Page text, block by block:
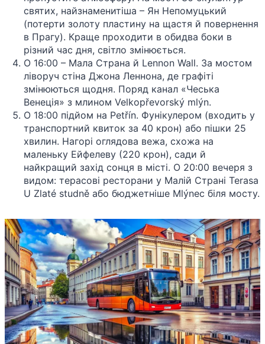
святих, найзнаменитіша – Ян Непомуцький
(потерти золоту пластину на щастя й повернення
в Прагу). Краще проходити в обидва боки в
різний час дня, світло змінюється.
О 16:00 – Мала Страна й Lennon Wall. За мостом
ліворуч стіна Джона Леннона, де графіті
змінюються щодня. Поряд канал «Чеська
Венеція» з млином Velkopřevorský mlýn.
О 18:00 підйом на Petřín. Фунікулером (входить у
транспортний квиток за 40 крон) або пішки 25
хвилин. Нагорі оглядова вежа, схожа на
маленьку Ейфелеву (220 крон), сади й
найкращий захід сонця в місті. О 20:00 вечеря з
видом: терасові ресторани у Малій Страні Terasa
U Zlaté studně або бюджетніше Mlýnec біля мосту.